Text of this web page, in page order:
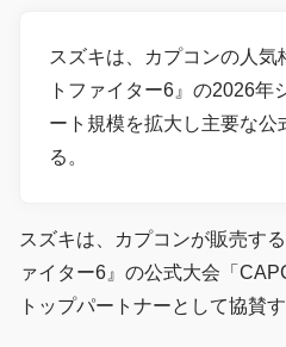
スズキは、カプコンの人気
トファイター6』の2026年
ート規模を拡大し主要な公
る。
スズキは、カプコンが販売す
ァイター6』の公式大会「
トップパートナーとして協賛す